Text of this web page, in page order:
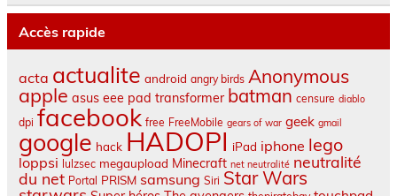
Accès rapide
acta actualite android angry birds Anonymous
apple asus eee pad transformer batman censure diablo
dpi facebook free FreeMobile gears of war geek gmail
google hack HADOPI iPad iphone lego
loppsi lulzsec megaupload Minecraft net neutralité neutralité
du net Portal PRISM samsung Siri Star Wars